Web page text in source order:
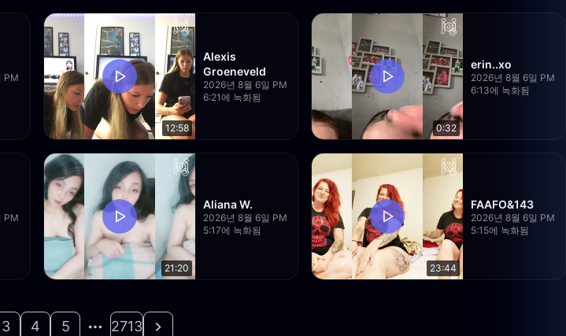
PM
12:58
Alexis
Groeneveld
2026년 8월 6일 PM
6:21에 녹화됨
0:32
erin..xo
2026년 8월 6일 PM
6:13에 녹화됨
PM
21:20
Aliana W.
2026년 8월 6일 PM
5:17에 녹화됨
23:44
FAAFO&143
2026년 8월 6일 PM
5:15에 녹화됨
3 4 5 2713